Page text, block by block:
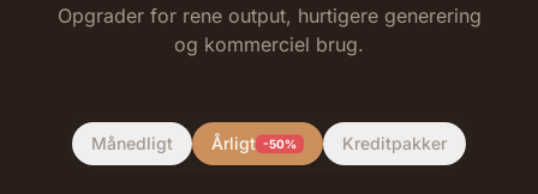
Opgrader for rene output, hurtigere generering
og kommerciel brug.
Månedligt Årligt -50% Kreditpakker